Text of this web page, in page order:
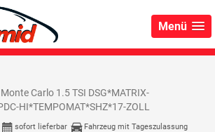
Menü
Monte Carlo 1.5 TSI DSG*MATRIX-
HI*TEMPOMAT*SHZ*17-ZOLL
sofort lieferbar Fahrzeug mit Tageszulassung